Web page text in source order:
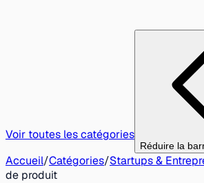
Voir toutes les catégories
Réduire la
Accueil/Catégories/Startups &
de produit